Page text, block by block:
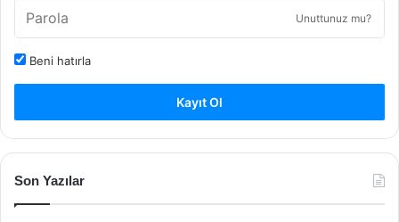
Unuttunuz mu?
Beni hatırla
Kayıt Ol
Son Yazılar